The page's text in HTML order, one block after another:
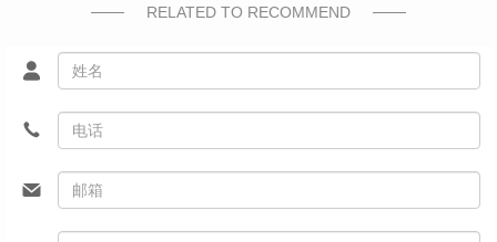
RELATED TO RECOMMEND